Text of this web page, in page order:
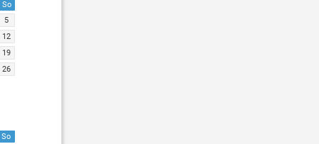
So
5
12
19
26
So